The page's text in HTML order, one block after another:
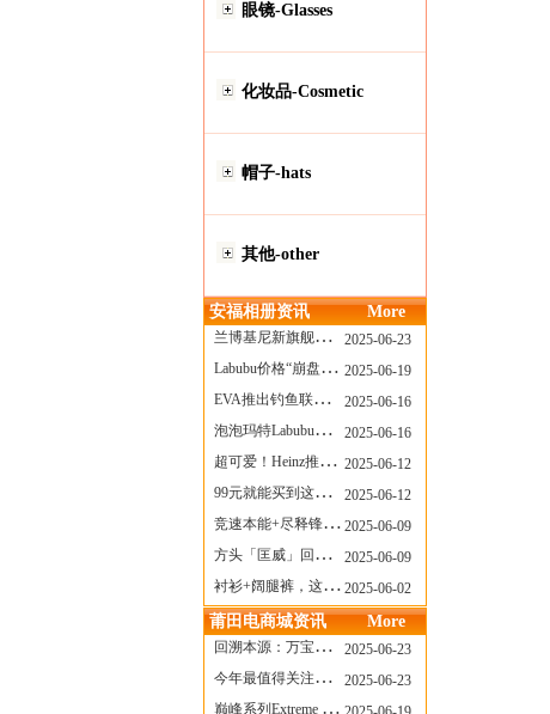
眼镜-Glasses
化妆品-Cosmetic
帽子-hats
其他-other
安福相册资讯 More
兰博基尼新旗舰曝光？这台顶级超跑或将在8月登场
2025-06-23
Labubu价格“崩盘”？618当日泡泡玛特预售补货量超200W！
2025-06-19
EVA推出钓鱼联名套装，初号机也能当“假饵”？
2025-06-16
泡泡玛特Labubu新品发售上演“拳王争霸”......
2025-06-16
超可爱！Heinz推出星之卡比合作款番茄酱！
2025-06-12
99元就能买到这样颜值的太阳镜？优衣库夏季墨镜系列
2025-06-12
竞速本能+尽释锋芒——罗杰杜彼Roger+Dubuis王者竞速系列飞返计时码表燃擎赛道
2025-06-09
方头「匡威」回归！日系简约里的小心思
2025-06-09
衬衫+阔腿裤，这样穿美出新高度！
2025-06-02
莆田电商城资讯 More
回溯本源：万宝龙推出明星系列都市灰腕表新作
2025-06-23
今年最值得关注的AF1！KOBE x AF1 明日发售
2025-06-23
巅峰系列Extreme Diver潜水腕表与Revival Diver复刻版潜水腕表共同推出“暗影款”新作